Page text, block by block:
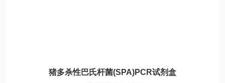
猪多杀性巴氏杆菌(SPA)PCR试剂盒